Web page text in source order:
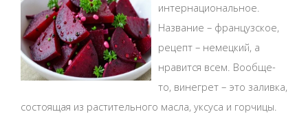
интернациональное.
Название – французское,
рецепт – немецкий, а
нравится всем. Вообще-
то, винегрет – это заливка,
состоящая из растительного масла, уксуса и горчицы.